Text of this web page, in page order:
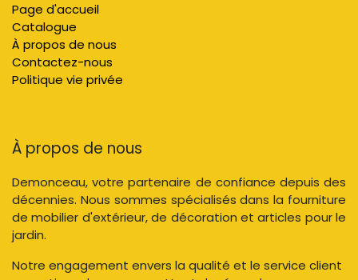
Page d'accueil
Catalogue
À propos de nous
Contactez-nous
Politique vie privée
À propos de nous
Demonceau, votre partenaire de confiance depuis des
décennies. Nous sommes spécialisés dans la fourniture
de mobilier d'extérieur, de décoration et articles pour le
jardin.
Notre engagement envers la qualité et le service client